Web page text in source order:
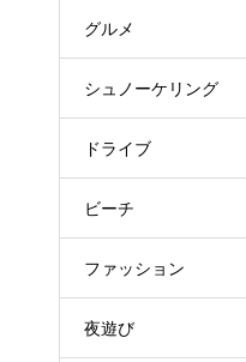
グルメ
シュノーケリング
ドライブ
ビーチ
ファッション
夜遊び